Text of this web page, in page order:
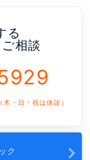
る
相談
（木・日・祝は休診）
ク